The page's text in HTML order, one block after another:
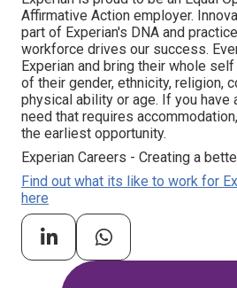
Affirmative Action employer.
part of Experian's DNA and
workforce drives our success.
Experian and bring their whole
of their gender, ethnicity, religion,
physical ability or age. If you
need that requires
the earliest opportunity.
Experian Careers - Creating a
Find out what its like to work for
here